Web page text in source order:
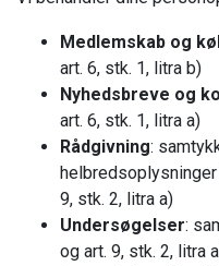
Medlemskab og
art. 6, stk. 1, litra b)
Nyhedsbreve og
art. 6, stk. 1, litra a)
Rådgivning:
helbredsoplysninger
9, stk. 2, litra a)
Undersøgelser:
og art. 9, stk. 2, litra